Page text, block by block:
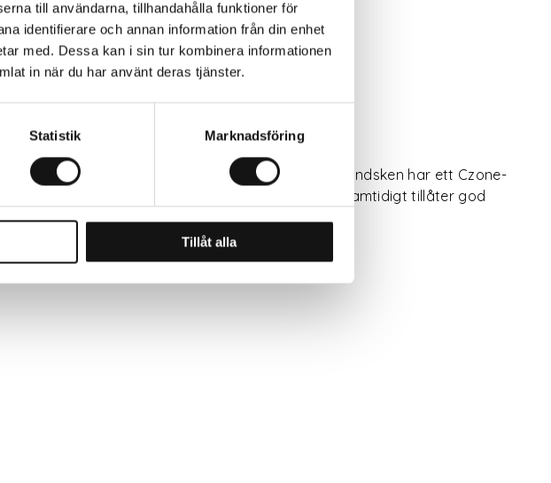
till användarna, tillhandahålla funktioner för
identifierare och annan information från din enhet
med. Dessa kan i sin tur kombinera informationen
in när du har använt deras tjänster.
Statistik Marknadsföring
Tillåt alla
som kräver fingertoppskänsla.
av elastiskt syntetmaterial. Handsken har ett Czone-
ruggat syntetmaterial som ger god komfort och samtidigt tillåter god